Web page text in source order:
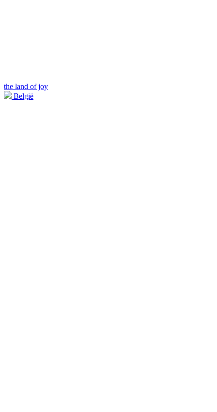
the land of joy
België